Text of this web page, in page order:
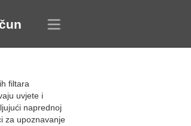
filtara
uvjete i
naprednoj
za upoznavanje